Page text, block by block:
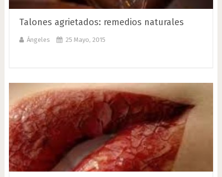
Talones agrietados: remedios naturales
Ángeles 25 Mayo, 2015